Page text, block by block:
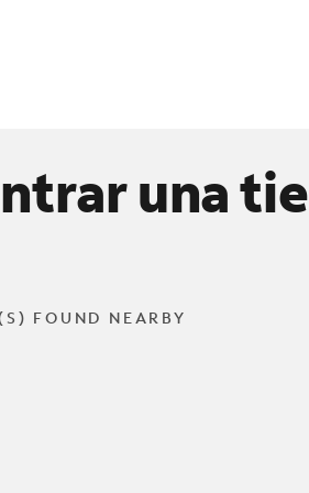
una
FOUND NEARBY